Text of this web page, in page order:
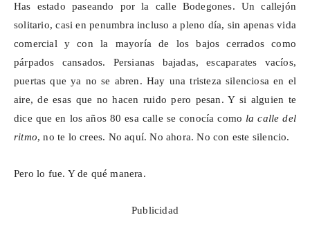
Has estado paseando por la calle Bodegones. Un callejón
solitario, casi en penumbra incluso a pleno día, sin apenas vida
comercial y con la mayoría de los bajos cerrados como
párpados cansados. Persianas bajadas, escaparates vacíos,
puertas que ya no se abren. Hay una tristeza silenciosa en el
aire, de esas que no hacen ruido pero pesan. Y si alguien te
dice que en los años 80 esa calle se conocía como la calle del
ritmo, no te lo crees. No aquí. No ahora. No con este silencio.
Pero lo fue. Y de qué manera.
Publicidad